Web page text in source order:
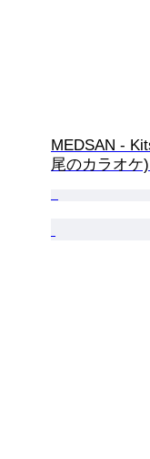
MEDSAN -
尾のカラオケ